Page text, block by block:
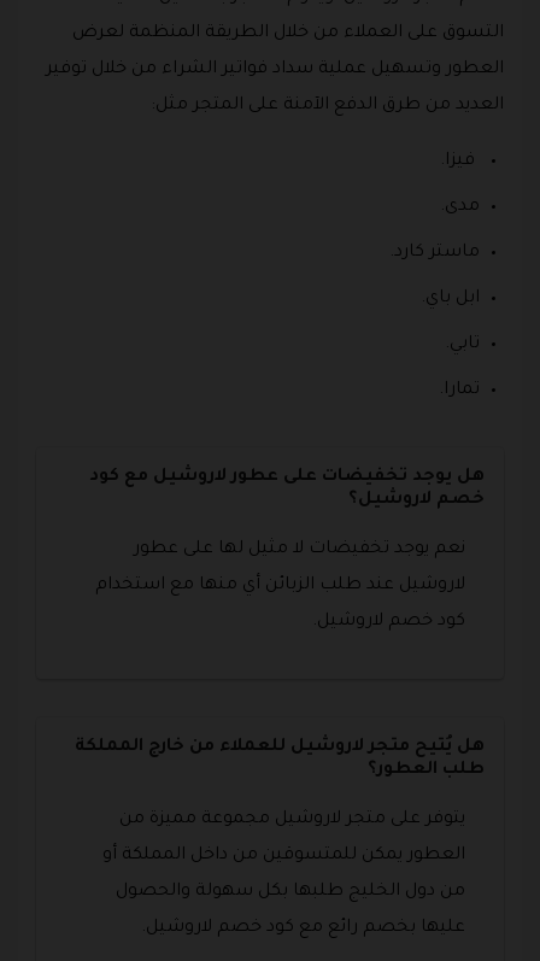
التسوق على العملاء من خلال الطريقة المنظمة لعرض
العطور وتسهيل عملية سداد فواتير الشراء من خلال توفير
العديد من طرق الدفع الآمنة على المتجر مثل:
فيزا.
مدى.
ماستر كارد.
ابل باي.
تابي.
تمارا.
هل يوجد تخفيضات على عطور لاروشيل مع كود
خصم لاروشيل؟
نعم يوجد تخفيضات لا مثيل لها على عطور
لاروشيل عند طلب الزبائن أي منها مع استخدام
كود خصم لاروشيل.
هل يُتيح متجر لاروشيل للعملاء من خارج المملكة
طلب العطور؟
يتوفر على متجر لاروشيل مجموعة مميزة من
العطور يمكن للمتسوقين من داخل المملكة أو
من دول الخليج طلبها بكل سهولة والحصول
عليها بخصم رائع مع كود خصم لاروشيل.